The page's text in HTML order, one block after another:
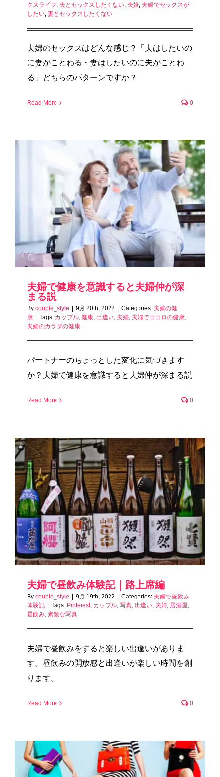
クスライフ, 夫とセックスしたくない, 夫婦, 夫婦でセックスが
したい, 妻とセックスしたくない
夫婦のセックスはどんな感じ？「夫はしたいの
に妻がことわる・妻はしたいのに夫がことわ
る」どちらのパターンですか？
Read More 0
夫婦で健康を意識すると夫婦仲が深
まる説
By couple_style 9月 20th, 2022 Categories: 夫婦の健
康
Tags: カップル, 健康, 出逢い, 夫婦, 夫婦でココロの健康,
夫婦のカラダの健康
パートナーのちょっとした変化に気づきます
か？夫婦で健康を意識すると夫婦仲が深まる説
Read More 0
夫婦で昼飲み体験記｜路上席編
By couple_style 9月 19th, 2022 Categories: 夫婦で昼飲み
体験記
Tags: Pinterest, カップル, 写真, 出逢い, 夫婦, 居酒屋,
昼飲み, 素敵な写真
夫婦で昼飲みをすると楽しい出逢いがありま
す。昼飲みの開放感と出逢いが楽しい時間を創
ります。
Read More 0